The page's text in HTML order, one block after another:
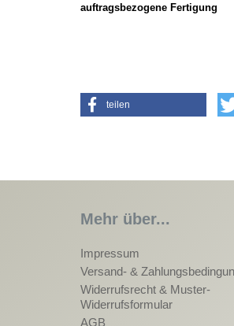
auftragsbezogene Fertigung
teilen
Mehr über...
Impressum
Versand- &
Widerrufsrecht & Muster-
Widerrufsformular
AGB